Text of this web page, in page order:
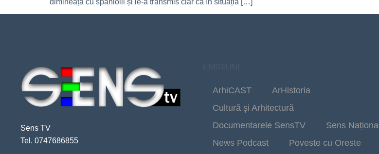
dimineață cu spaniolii și le-a transmis clar că în situația […]
Sens TV
Tel. 0747686855
ArhiCAST
ArHistoria
Cultură și Arhitectură
Documentarele SensTV
Sens Național
News Podcast
Poveste cu Oreste